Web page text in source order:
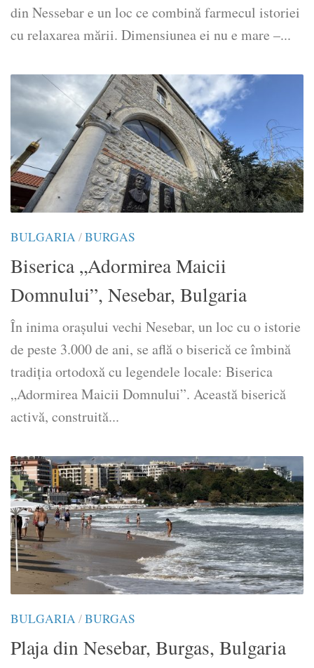
din Nessebar e un loc ce combină farmecul istoriei
cu relaxarea mării. Dimensiunea ei nu e mare –...
BULGARIA/BURGAS
Biserica „Adormirea Maicii
Domnului”, Nesebar, Bulgaria
În inima orașului vechi Nesebar, un loc cu o istorie
de peste 3.000 de ani, se află o biserică ce îmbină
tradiția ortodoxă cu legendele locale: Biserica
„Adormirea Maicii Domnului”. Această biserică
activă, construită...
BULGARIA/BURGAS
Plaja din Nesebar, Burgas, Bulgaria